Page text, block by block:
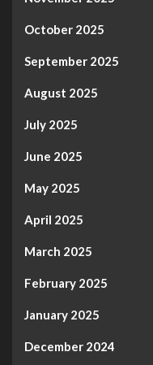
October 2025
September 2025
August 2025
July 2025
June 2025
May 2025
April 2025
March 2025
February 2025
January 2025
December 2024